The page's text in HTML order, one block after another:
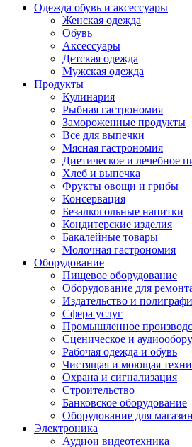
Одежда обувь и аксессуары
Женская одежда
Обувь
Аксессуары
Детская одежда
Мужская одежда
Продукты
Кулинария
Рыбная гастрономия
Замороженные продукты
Все для выпечки
Мясная гастрономия
Диетическое и лечебное
Хлеб и выпечка
Фрукты овощи и грибы
Консервация
Безалкогольные напитки
Кондитерские изделия
Бакалейные товары
Молочная гастрономия
Оборудование
Пищевое оборудование
Оборудование для
Издательство и
Сфера услуг
Промышленное
Сценическое и
Рабочая одежда и обувь
Чистящая и моющая
Охрана и сигнализация
Строительство
Банковское оборудование
Оборудование для
Электроника
Аудиои видеотехника